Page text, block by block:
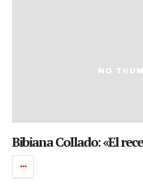
Bibiana Collado: «El